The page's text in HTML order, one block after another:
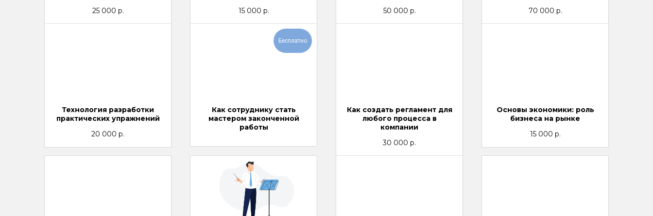
25 000 р.
15 000 р.
50 000 р.
70 000 р.
Технология разработки
практических упражнений
20 000 р.
Бесплатно
Как сотруднику стать
мастером законченной
работы
Как создать регламент для
любого процесса в
компании
30 000 р.
Основы экономики: роль
бизнеса на рынке
15 000 р.